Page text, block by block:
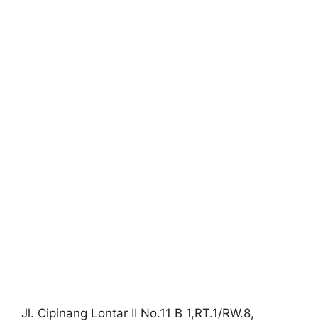
Jl. Cipinang Lontar II No.11 B 1,RT.1/RW.8,